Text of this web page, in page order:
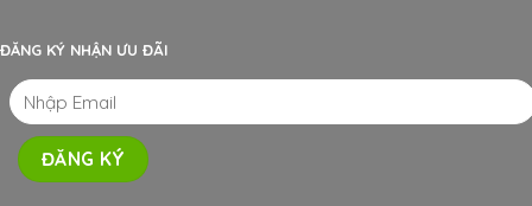
ĐĂNG KÝ NHẬN ƯU ĐÃI